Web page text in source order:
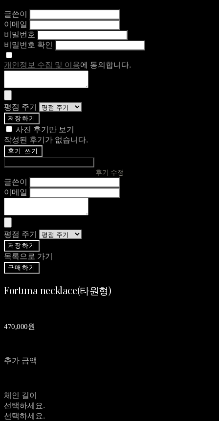
글쓴이
이메일
비밀번호
비밀번호 확인
개인정보 수집 및 이용에 동의합니다.
평점 주기
저장하기
사진 후기만 보기
작성된 후기가 없습니다.
후기 쓰기
후기 수정
글쓴이
이메일
평점 주기
저장하기
목록으로 가기
구매하기
Fortuna necklace(타원형)
470,000원
추가 금액
체인 길이
선택하세요.
선택하세요.